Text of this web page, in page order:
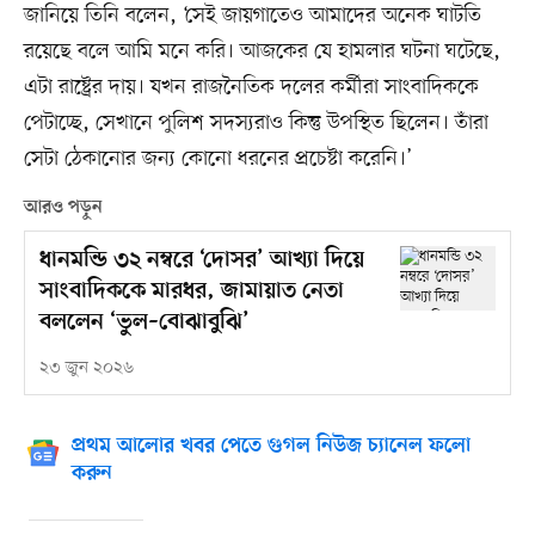
জানিয়ে তিনি বলেন, ‘সেই জায়গাতেও আমাদের অনেক ঘাটতি
রয়েছে বলে আমি মনে করি। আজকের যে হামলার ঘটনা ঘটেছে,
এটা রাষ্ট্রের দায়। যখন রাজনৈতিক দলের কর্মীরা সাংবাদিককে
পেটাচ্ছে, সেখানে পুলিশ সদস্যরাও কিন্তু উপস্থিত ছিলেন। তাঁরা
সেটা ঠেকানোর জন্য কোনো ধরনের প্রচেষ্টা করেনি।’
আরও পড়ুন
ধানমন্ডি ৩২ নম্বরে ‘দোসর’ আখ্যা দিয়ে
সাংবাদিককে মারধর, জামায়াত নেতা
বললেন ‘ভুল–বোঝাবুঝি’
২৩ জুন ২০২৬
প্রথম আলোর খবর পেতে গুগল নিউজ চ্যানেল ফলো
করুন